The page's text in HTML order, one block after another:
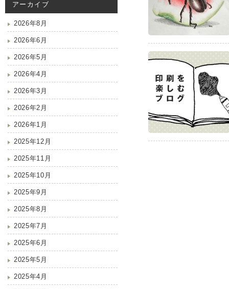
アーカイブ
2026年8月
2026年6月
2026年5月
2026年4月
2026年3月
2026年2月
2026年1月
2025年12月
2025年11月
2025年10月
2025年9月
2025年8月
2025年7月
2025年6月
2025年5月
2025年4月